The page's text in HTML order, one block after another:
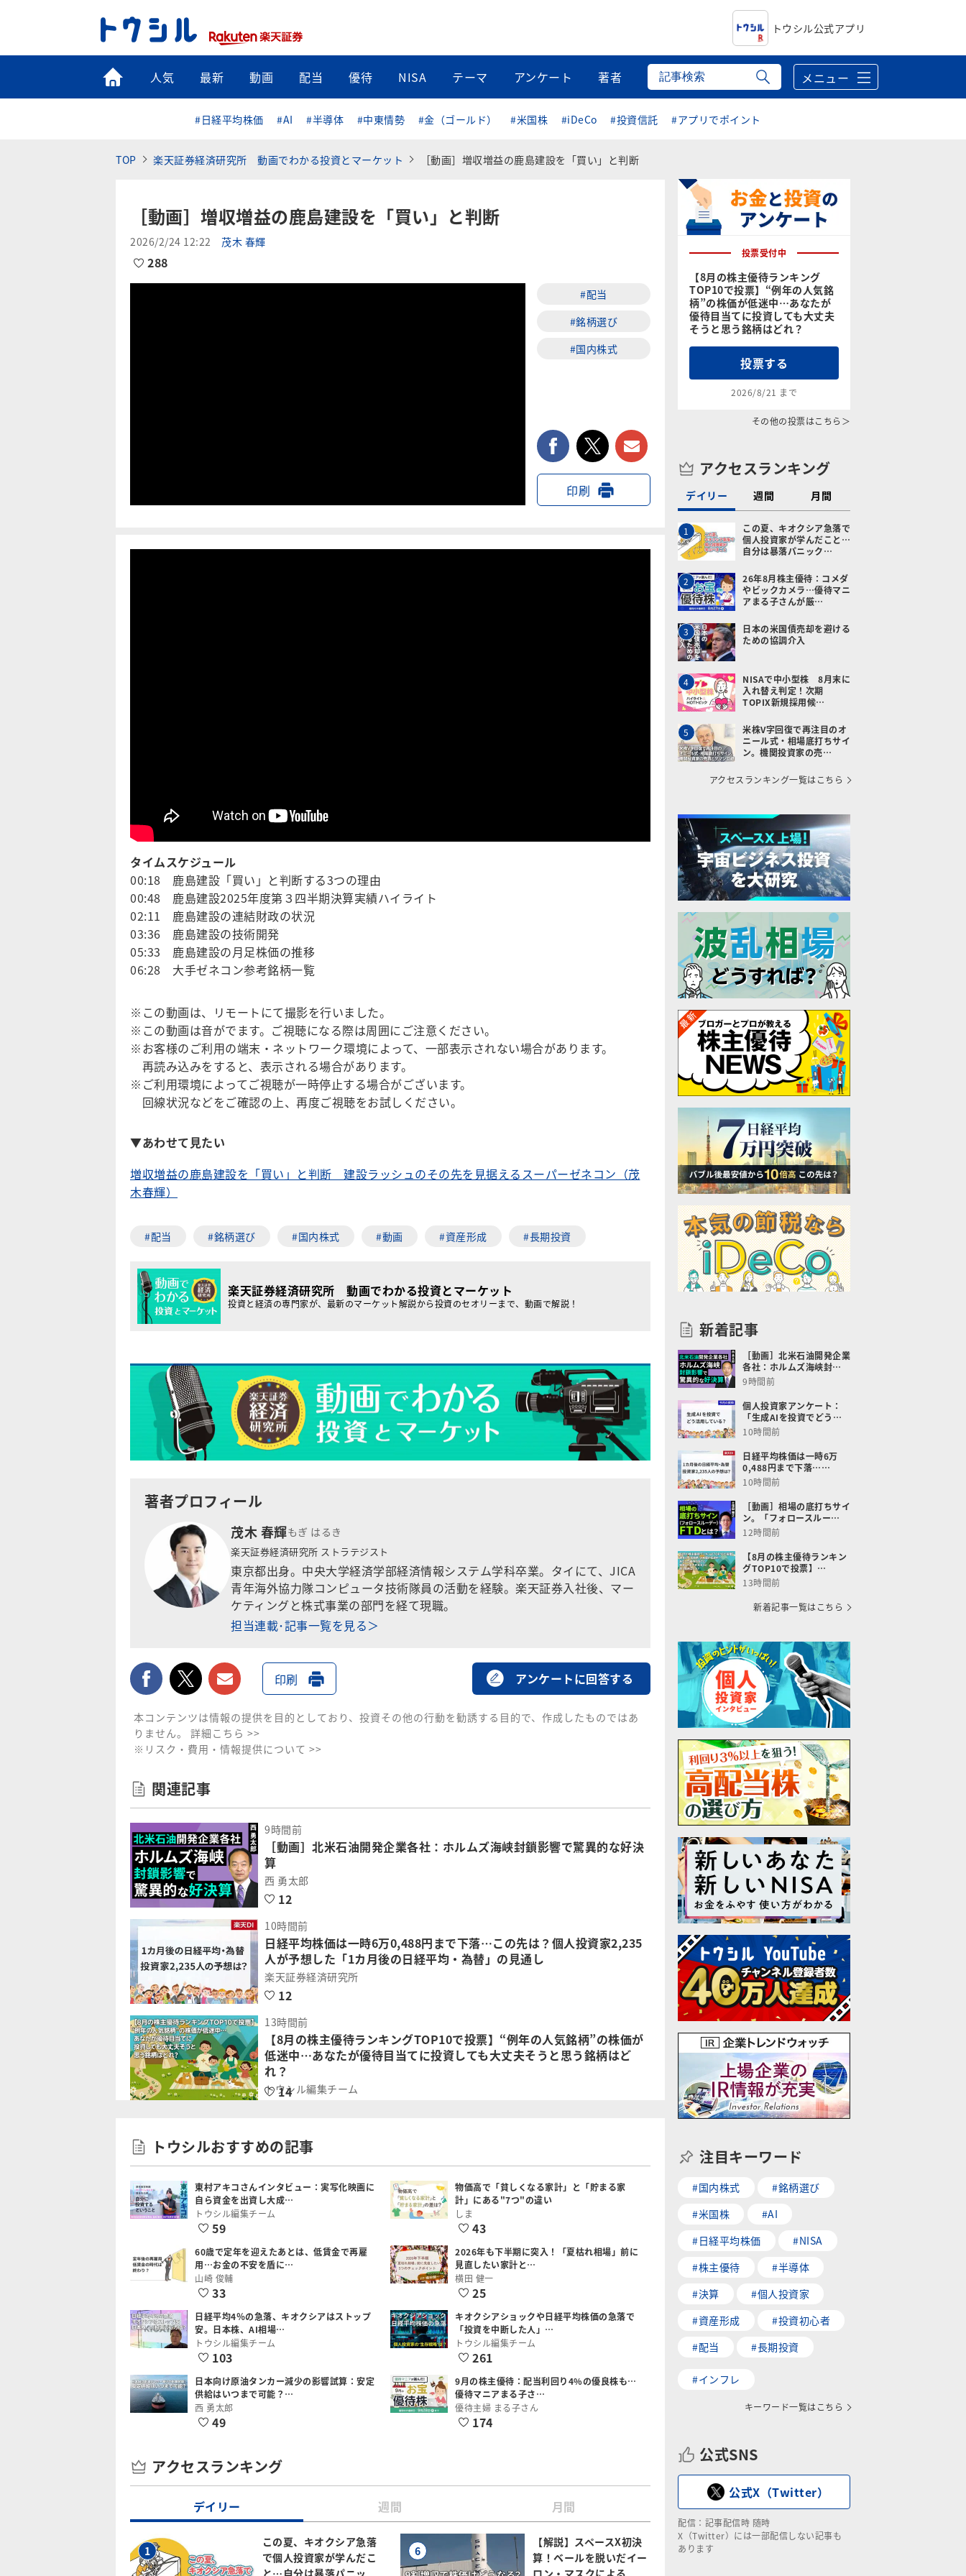
トウシル公式アプリ
トップ
人気 最新 動画 配当 優待 NISA テーマ アンケート 著者 メニュー
#日経平均株価 #AI #半導体 #中東情勢 #金（ゴールド） #米国株 #iDeCo #投資信託 #アプリでポイント
TOP 楽天証券経済研究所 動画でわかる投資とマーケット ［動画］増収増益の鹿島建設を「買い」と判断
［動画］増収増益の鹿島建設を「買い」と判断
2026/2/24 12:22 茂木 春輝
288
#配当
#銘柄選び
#国内株式
facebooktwitter
印刷
タイムスケジュール
00:18 鹿島建設「買い」と判断する3つの理由
00:48 鹿島建設2025年度第３四半期決算実績ハイライト
02:11 鹿島建設の連結財政の状況
03:36 鹿島建設の技術開発
05:33 鹿島建設の月足株価の推移
06:28 大手ゼネコン参考銘柄一覧
※この動画は、リモートにて撮影を行いました。
※この動画は音がでます。ご視聴になる際は周囲にご注意ください。
※お客様のご利用の端末・ネットワーク環境によって、一部表示されない場合があります。
再読み込みをすると、表示される場合があります。
※ご利用環境によってご視聴が一時停止する場合がございます。
回線状況などをご確認の上、再度ご視聴をお試しください。
▼あわせて見たい
増収増益の鹿島建設を「買い」と判断 建設ラッシュのその先を見据えるスーパーゼネコン（茂
木春輝）
#配当 #銘柄選び #国内株式 #動画 #資産形成 #長期投資
楽天証券経済研究所 動画でわかる投資とマーケット
投資と経済の専門家が、最新のマーケット解説から投資のセオリーまで、動画で解説！
著者プロフィール
茂木 春輝もぎ はるき
楽天証券経済研究所 ストラテジスト
東京都出身。中央大学経済学部経済情報システム学科卒業。タイにて、JICA
青年海外協力隊コンピュータ技術隊員の活動を経験。楽天証券入社後、マー
ケティングと株式事業の部門を経て現職。
担当連載･記事一覧を見る＞
facebooktwitter メールで送る
印刷 アンケートに回答する
本コンテンツは情報の提供を目的としており、投資その他の行動を勧誘する目的で、作成したものではあ
りません。 詳細こちら >>
※リスク・費用・情報提供について >>
関連記事
9時間前
［動画］北米石油開発企業各社：ホルムズ海峡封鎖影響で驚異的な好決
算
西 勇太郎
12
10時間前
日経平均株価は一時6万0,488円まで下落…この先は？個人投資家2,235
人が予想した「1カ月後の日経平均・為替」の見通し
楽天証券経済研究所
12
13時間前
【8月の株主優待ランキングTOP10で投票】“例年の人気銘柄”の株価が
低迷中…あなたが優待目当てに投資しても大丈夫そうと思う銘柄はど
れ？
トウシル編集チーム
14
トウシルおすすめの記事
東村アキコさんインタビュー：実写化映画に
自ら資金を出資し大成…
トウシル編集チーム
59
物価高で「貧しくなる家計」と「貯まる家
計」にある"7つ"の違い
しま
43
60歳で定年を迎えたあとは、低賃金で再雇
用…お金の不安を盾に…
山崎 俊輔
33
2026年も下半期に突入！「夏枯れ相場」前に
見直したい家計と…
横田 健一
25
日経平均4％の急落、キオクシアはストップ
安。日本株、AI相場…
トウシル編集チーム
103
キオクシアショックや日経平均株価の急落で
「投資を中断した人」…
トウシル編集チーム
261
日本向け原油タンカー減少の影響試算：安定
供給はいつまで可能？…
西 勇太郎
49
9月の株主優待：配当利回り4%の優良株も…
優待マニアまる子さ…
優待主婦 まる子さん
174
アクセスランキング
デイリー 週間 月間
1
この夏、キオクシア急落
で個人投資家が学んだこ
6
【解説】スペースX初決
算！ベールを脱いだイー
投票受付中
【8月の株主優待ランキング
TOP10で投票】“例年の人気銘
柄”の株価が低迷中…あなたが
優待目当てに投資しても大丈夫
そうと思う銘柄はどれ？
投票する
2026/8/21 まで
その他の投票はこちら＞
アクセスランキング
デイリー 週間 月間
1
この夏、キオクシア急落で
個人投資家が学んだこと…
自分は暴落パニック…
2
26年8月株主優待：コメダ
やビックカメラ…優待マニ
アまる子さんが厳…
3
日本の米国債売却を避ける
ための協調介入
4
NISAで中小型株 8月末に
入れ替え判定！次期
TOPIX新規採用候…
5
米株V字回復で再注目のオ
ニール式・相場底打ちサイ
ン。機関投資家の売…
アクセスランキング一覧はこちら
新着記事
［動画］北米石油開発企業
各社：ホルムズ海峡封…
9時間前
個人投資家アンケート：
「生成AIを投資でどう…
10時間前
日経平均株価は一時6万
0,488円まで下落……
10時間前
［動画］相場の底打ちサイ
ン。「フォロースルー…
12時間前
【8月の株主優待ランキン
グTOP10で投票】…
13時間前
新着記事一覧はこちら
注目キーワード
#国内株式
#銘柄選び
#米国株
#AI
#日経平均株価
#NISA
#株主優待
#半導体
#決算
#個人投資家
#資産形成
#投資初心者
#配当
#長期投資
#インフレ
キーワード一覧はこちら
公式SNS
公式X（Twitter）
配信：記事配信時 随時
X（Twitter）には一部配信しない記事も
あります